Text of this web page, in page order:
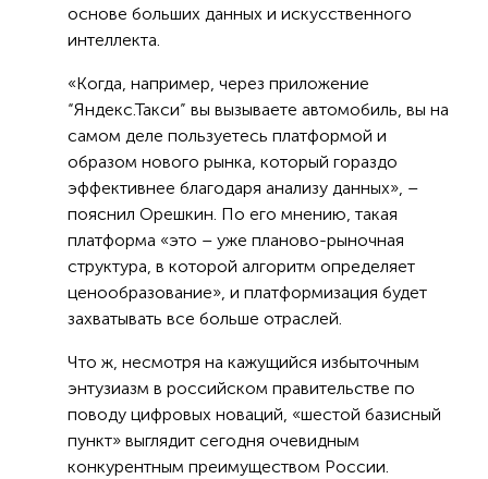
основе больших данных и искусственного
интеллекта.
«Когда, например, через приложение
“Яндекс.Такси” вы вызываете автомобиль, вы на
самом деле пользуетесь платформой и
образом нового рынка, который гораздо
эффективнее благодаря анализу данных», –
пояснил Орешкин. По его мнению, такая
платформа «это – уже планово-рыночная
структура, в которой алгоритм определяет
ценообразование», и платформизация будет
захватывать все больше отраслей.
Что ж, несмотря на кажущийся избыточным
энтузиазм в российском правительстве по
поводу цифровых новаций, «шестой базисный
пункт» выглядит сегодня очевидным
конкурентным преимуществом России.